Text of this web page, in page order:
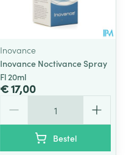
Inovance
Inovance Noctivance Spray
Fl 20ml
€ 17,00
Bestel